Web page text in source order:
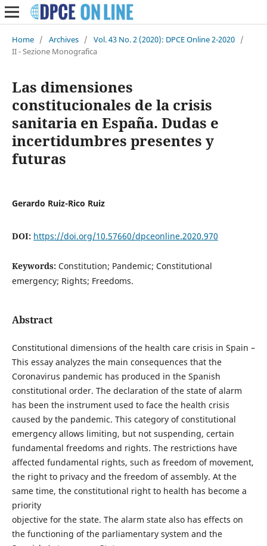
Home / Archives / Vol. 43 No. 2 (2020): DPCE Online 2-2020 /
II - Sezione Monografica
Las dimensiones
constitucionales de la crisis
sanitaria en España. Dudas e
incertidumbres presentes y
futuras
Gerardo Ruiz-Rico Ruiz
DOI: https://doi.org/10.57660/dpceonline.2020.970
Keywords: Constitution; Pandemic; Constitutional
emergency; Rights; Freedoms.
Abstract
Constitutional dimensions of the health care crisis in Spain –
This essay analyzes the main consequences that the
Coronavirus pandemic has produced in the Spanish
constitutional order. The declaration of the state of alarm
has been the instrument used to face the health crisis
caused by the pandemic. This category of constitutional
emergency allows limiting, but not suspending, certain
fundamental freedoms and rights. The restrictions have
affected fundamental rights, such as freedom of movement,
the right to privacy and the freedom of assembly. At the
same time, the constitutional right to health has become a
priority
objective for the state. The alarm state also has effects on
the functioning of the parliamentary system and the